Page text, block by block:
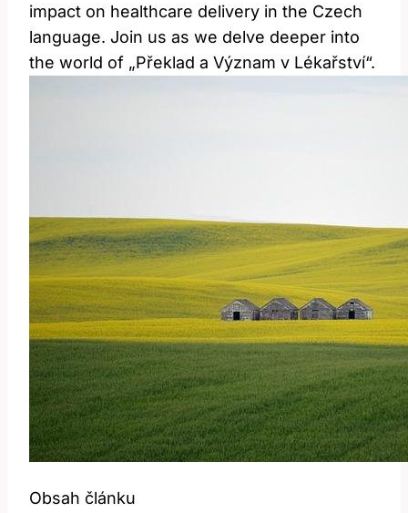
impact on healthcare delivery in the Czech
language. Join us as we delve deeper into
the world of „Překlad a Význam v Lékařství“.
Obsah článku